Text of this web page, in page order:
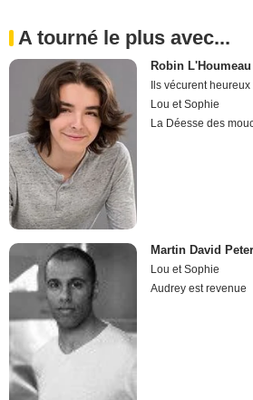
A tourné le plus avec...
Robin L'Houmeau
Ils vécurent heureux
Lou et Sophie
La Déesse des
Martin David
Lou et Sophie
Audrey est revenue